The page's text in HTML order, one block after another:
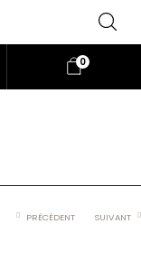
0
PRÉCÉDENT SUIVANT